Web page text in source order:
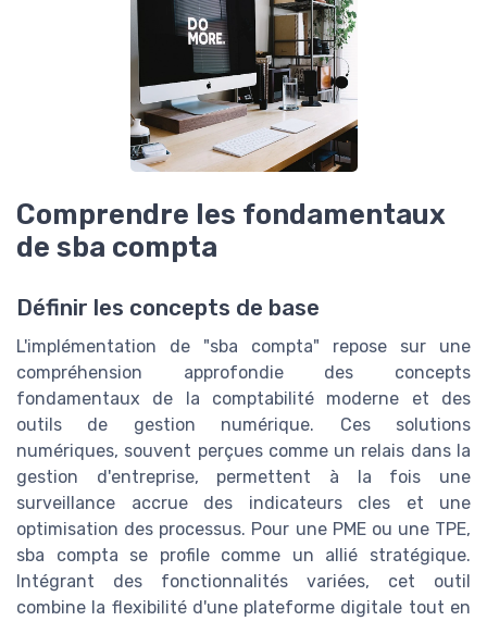
Comprendre les fondamentaux
de sba compta
Définir les concepts de base
L'implémentation de "sba compta" repose sur une
compréhension approfondie des concepts
fondamentaux de la comptabilité moderne et des
outils de gestion numérique. Ces solutions
numériques, souvent perçues comme un relais dans la
gestion d'entreprise, permettent à la fois une
surveillance accrue des indicateurs cles et une
optimisation des processus. Pour une PME ou une TPE,
sba compta se profile comme un allié stratégique.
Intégrant des fonctionnalités variées, cet outil
combine la flexibilité d'une plateforme digitale tout en